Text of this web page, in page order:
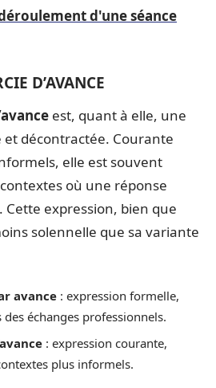
d'une séance
D’AVANCE
est, quant à elle, une
décontractée. Courante
elle est souvent
où une réponse
expression, bien que
solennelle que sa variante
avance : expression formelle,
échanges professionnels.
: expression courante,
plus informels.